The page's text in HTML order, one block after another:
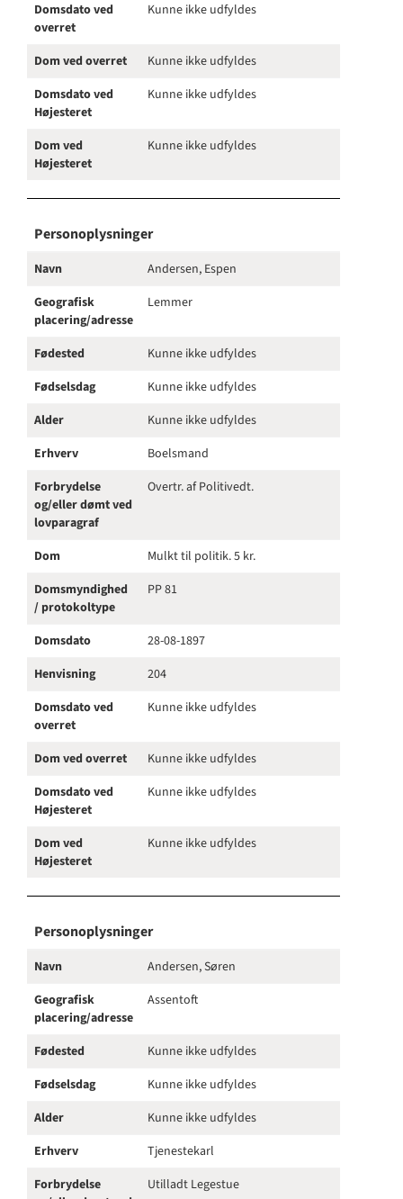
Domsdato ved
overret
Kunne ikke udfyldes
Dom ved overret
Kunne ikke udfyldes
Domsdato ved
Højesteret
Kunne ikke udfyldes
Dom ved
Højesteret
Kunne ikke udfyldes
Personoplysninger
Navn
Andersen, Espen
Geografisk
placering/adresse
Lemmer
Fødested
Kunne ikke udfyldes
Fødselsdag
Kunne ikke udfyldes
Alder
Kunne ikke udfyldes
Erhverv
Boelsmand
Forbrydelse
og/eller dømt ved
lovparagraf
Overtr. af Politivedt.
Dom
Mulkt til politik. 5 kr.
Domsmyndighed
/ protokoltype
PP 81
Domsdato
28-08-1897
Henvisning
204
Domsdato ved
overret
Kunne ikke udfyldes
Dom ved overret
Kunne ikke udfyldes
Domsdato ved
Højesteret
Kunne ikke udfyldes
Dom ved
Højesteret
Kunne ikke udfyldes
Personoplysninger
Navn
Andersen, Søren
Geografisk
placering/adresse
Assentoft
Fødested
Kunne ikke udfyldes
Fødselsdag
Kunne ikke udfyldes
Alder
Kunne ikke udfyldes
Erhverv
Tjenestekarl
Forbrydelse
Utilladt Legestue